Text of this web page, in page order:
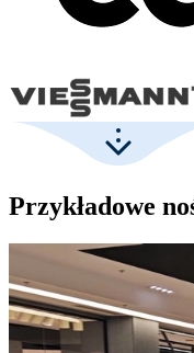
Przykładowe